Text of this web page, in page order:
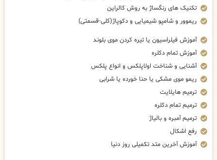
تکنیک های رنگساژ به روش کالراین
ریموور و شامپو شیمیایی و دکوپاژ(کلی-قسمتی)
آموزش فیلراسیون یا تیره کردن موی بلوند
آموزش تمام دکلره
آشنایی و شناخت اولاپلکس و انواع پلکس
ریمو موی مشکی یا حنا خورده یا شرابی
ترمیم هایلایت
ترمیم تمام دکلره
ترمیم آمبره و بالیاژ
رفع اشکال
آموزش آخرین متد تکمیلی روز دنیا